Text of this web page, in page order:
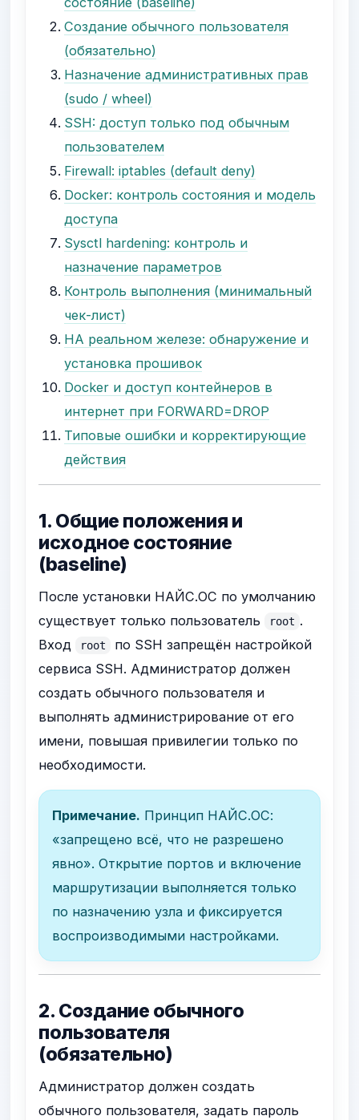
Создание обычного пользователя
(обязательно)
Назначение административных прав
(sudo / wheel)
SSH: доступ только под обычным
пользователем
Firewall: iptables (default deny)
Docker: контроль состояния и модель
доступа
Sysctl hardening: контроль и
назначение параметров
Контроль выполнения (минимальный
чек-лист)
НА реальном железе: обнаружение и
установка прошивок
Docker и доступ контейнеров в
интернет при FORWARD=DROP
Типовые ошибки и корректирующие
действия
1. Общие положения и
исходное состояние
(baseline)
После установки НАЙС.ОС по умолчанию
существует только пользователь
root .
Вход
root
по SSH запрещён настройкой
сервиса SSH. Администратор должен
создать обычного пользователя и
выполнять администрирование от его
имени, повышая привилегии только по
необходимости.
Примечание. Принцип НАЙС.ОС:
«запрещено всё, что не разрешено
явно». Открытие портов и включение
маршрутизации выполняется только
по назначению узла и фиксируется
воспроизводимыми настройками.
2. Создание обычного
пользователя
(обязательно)
Администратор должен создать
обычного пользователя, задать пароль